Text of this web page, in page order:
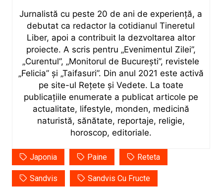
Jurnalistă cu peste 20 de ani de experiență, a
debutat ca redactor la cotidianul Tineretul
Liber, apoi a contribuit la dezvoltarea altor
proiecte. A scris pentru „Evenimentul Zilei”,
„Curentul”, „Monitorul de București”, revistele
„Felicia” și „Taifasuri”. Din anul 2021 este activă
pe site-ul Rețete și Vedete. La toate
publicațiile enumerate a publicat articole pe
actualitate, lifestyle, monden, medicină
naturistă, sănătate, reportaje, religie,
horoscop, editoriale.
Japonia Paine Reteta
Sandvis Sandvis Cu Fructe